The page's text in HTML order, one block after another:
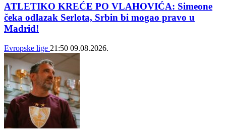
ATLETIKO KREĆE PO VLAHOVIĆA: Simeone
čeka odlazak Serlota, Srbin bi mogao pravo u
Madrid!
Evropske lige 21:50 09.08.2026.